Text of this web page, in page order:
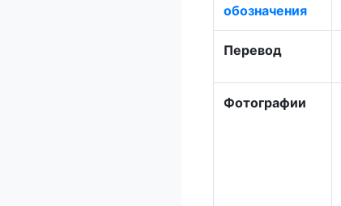
обозначения
Перевод
Фотографии